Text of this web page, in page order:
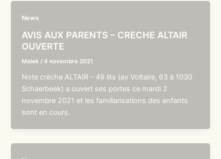
News
AVIS AUX PARENTS – CRECHE ALTAIR
OUVERTE
Melek /4 novembre 2021
Note crèche ALTAIR – 49 lits (av Voltaire, 63 à 1030
Schaerbeek) a ouvert ses portes ce mardi 2
novembre 2021 et les familiarisations des enfants
sont en cours.